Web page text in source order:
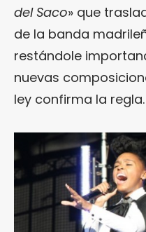
del Saco» que
de la banda
restándole
nuevas
ley confirma la regla.